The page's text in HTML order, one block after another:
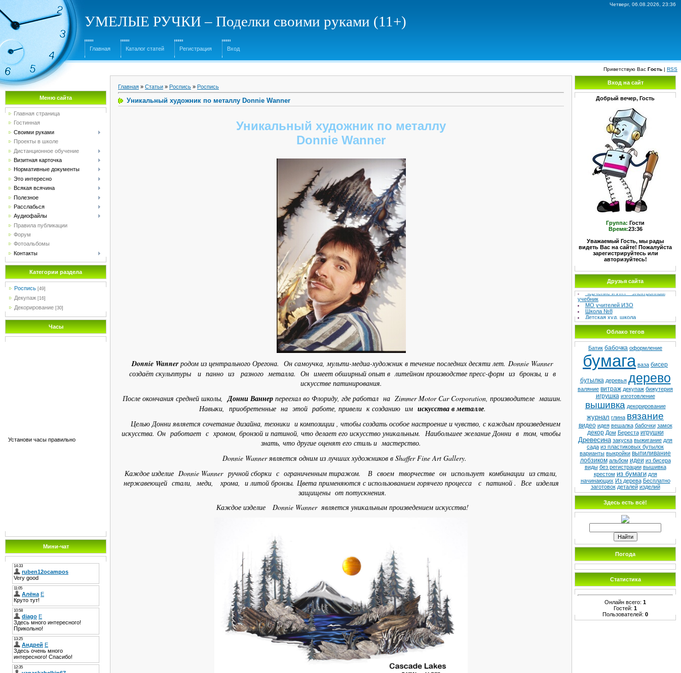
Четверг, 06.08.2026, 23:36
УМЕЛЫЕ РУЧКИ – Поделки своими руками (11+)
Главная Каталог статей Регистрация Вход
Приветствую Вас Гость | RSS
Меню сайта
Главная страница
Гостинная
Своими руками
Проекты в школе
Дистанционное обучение
Визитная карточка
Нормативные документы
Это интересно
Всякая всячина
Полезное
Расслабься
Аудиофайлы
Правила публикации
Форум
Фотоальбомы
Контакты
Категории раздела
Роспись [49]
Декупаж [16]
Декорирование [30]
Часы
Установи часы правильно
Мини-чат
Главная » Статьи » Роспись » Роспись
Уникальный художник по металлу Donnie Wanner
Уникальный художник по металлу
Donnie Wanner
Donnie Wannerродом из центрального Орегона. Он самоучка, мульти-медиа-художник в течение последних десяти лет. Donnie Wanner
создаёт скульптуры и панно из разного металла. Он имеет обширный опыт в литейном производстве пресс-форм из бронзы, и в
искусстве патинирования.
После окончания средней школы, Донни Ваннер переехал во Флориду, где работал на Zimmer Motor Car Corporation, производителе машин.
Навыки, приобретенные на этой работе, привели к созданию им искусства в металле.
Целью Донни является сочетание дизайна, техники и композиции , чтобы создать особое настроение и чувство, с каждым произведением
искусства. Он работает с хромом, бронзой и патиной, что делает его искусство уникальным. Наибольшее желание Донни в том, чтобы
знать, что другие оценят его стиль и мастерство.
Donnie Wanner является одним из лучших художников в Shaffer Fine Art Gallery.
Каждое изделие Donnie Wanner ручной сборки с ограниченным тиражом. В своем творчестве он использует комбинации из стали,
нержавеющей стали, меди, хрома, и литой бронзы. Цвета применяются с использованием горячего процесса с патиной . Все изделия
защищены от потускнения.
Каждое изделие Donnie Wanner является уникальным произведением искусства!
Вход на сайт
Добрый вечер, Гость
Группа: Гости
Время:23:36
Уважаемый Гость, мы рады
видеть Вас на сайте! Пожалуйста
зарегистрируйтесь или
авторизуйтесь!
Друзья сайта
МЕТОДИЧЕСКИЙ СУНДУЧОК –
Сайт учителя изо и черчения
Черчение и ИКТ - электронный
учебник
МО учителей ИЗО
Школа №8
Детская худ. школа
Облако тегов
Батик бабочка оформление
бумага ваза бисер
бутылка деревья дерево
валяние витраж декупаж бижутерия
игрушка изготовление
вышивка декорирование
журнал глина вязание
видео идея вешалка бабочки замок
декор Дом Береста игрушки
Древесина закуска выжигание для
сада из пластиковых бутылок
варианты выкройки выпиливание
лобзиком альбом идеи из бисера
виды без регистрации вышивка
крестом из бумаги для
начинающих Из дерева Бесплатно
заготовок деталей изделий
Здесь есть всё!
Погода
Статистика
Онлайн всего: 1
Гостей: 1
Пользователей: 0